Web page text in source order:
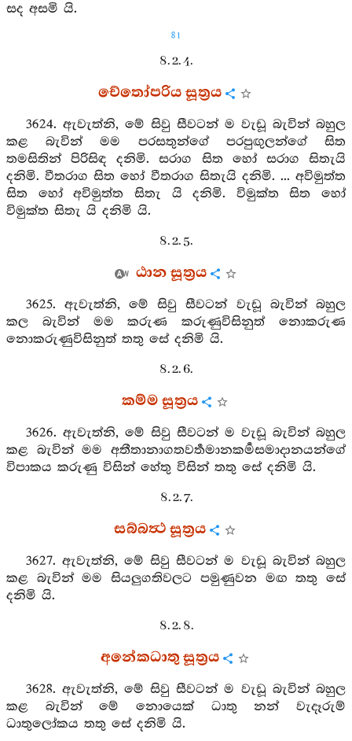
සද අසමි යි.
81
8. 2. 4.
චේතෝපරිය සූත්‍රය
3624. ඇවැත්නි, මේ සිවු සීවටන් ම වැඩූ බැවින් බහුල
කළ බැවින් මම පරසතුන්ගේ පරපුඟුලන්ගේ සිත
තමසිතින් පිරිසිඳ දනිමි. සරාග සිත හෝ සරාග සිතැයි
දනිමි. වීතරාග සිත හෝ වීතරාග සිතැයි දනිමි. ... අවිමුත්ත
සිත හෝ අවිමුත්ත සිතැ යි දනිමි. විමුක්ත සිත හෝ
විමුක්ත සිතැ යි දනිමි යි.
8. 2. 5.
ඨාන සූත්‍රය
3625. ඇවැත්නි, මේ සිවු සීවටන් වැඩූ බැවින් බහුල
කල බැවින් මම කරුණ කරුණුවිසිනුත් නොකරුණ
නොකරුණුවිසිනුත් තතු සේ දනිමි යි.
8. 2. 6.
කම්ම සූත්‍රය
3626. ඇවැත්නි, මේ සිවු සීවටන් ම වැඩූ බැවින් බහුල
කළ බැවින් මම අතීතානාගතවර්‍තමානකර්‍මසමාදානයන්ගේ
විපාකය කරුණු විසින් හේතු විසින් තතු සේ දනිමි යි.
8. 2. 7.
සබ්බත්‍ථ සූත්‍රය
3627. ඇවැත්නි, මේ සිවු සීවටන් ම වැඩූ බැවින් බහුල
කළ බැවින් මම සියලුගතිවලට පමුණුවන මඟ තතු සේ
දනිමි යි.
8. 2. 8.
අනේකධාතු සූත්‍රය
3628. ඇවැත්නි, මේ සිවු සීවටන් ම වැඩූ බැවින් බහුල
කළ බැවින් මේ නොයෙක් ධාතු නන් වැදෑරුම්
ධාතුලෝකය තතු සේ දනිමි යි.